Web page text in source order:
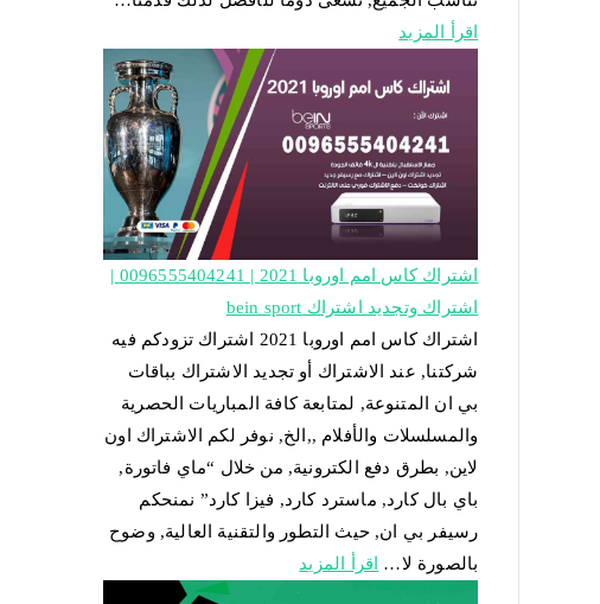
اقرأ المزيد
اشتراك كاس امم اوروبا 2021 | 0096555404241 |
اشتراك وتجديد اشتراك bein sport
اشتراك كاس امم اوروبا 2021 اشتراك تزودكم فيه
شركتنا, عند الاشتراك أو تجديد الاشتراك بباقات
بي ان المتنوعة, لمتابعة كافة المباريات الحصرية
والمسلسلات والأفلام ,,الخ, نوفر لكم الاشتراك اون
لاين, بطرق دفع الكترونية, من خلال “ماي فاتورة,
باي بال كارد, ماسترد كارد, فيزا كارد” نمنحكم
رسيفر بي ان, حيث التطور والتقنية العالية, وضوح
بالصورة لا…
اقرأ المزيد